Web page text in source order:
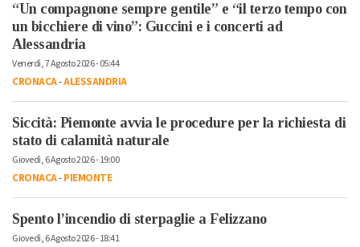
“Un compagnone sempre gentile” e “il terzo tempo con
un bicchiere di vino”: Guccini e i concerti ad
Alessandria
Venerdì, 7 Agosto 2026 - 05:44
CRONACA-ALESSANDRIA
Siccità: Piemonte avvia le procedure per la richiesta di
stato di calamità naturale
Giovedì, 6 Agosto 2026 - 19:00
CRONACA-PIEMONTE
Spento l’incendio di sterpaglie a Felizzano
Giovedì, 6 Agosto 2026 - 18:41